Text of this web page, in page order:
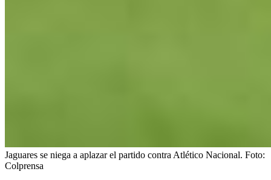
Jaguares se niega a aplazar el partido contra Atlético Nacional. Foto:
Colprensa